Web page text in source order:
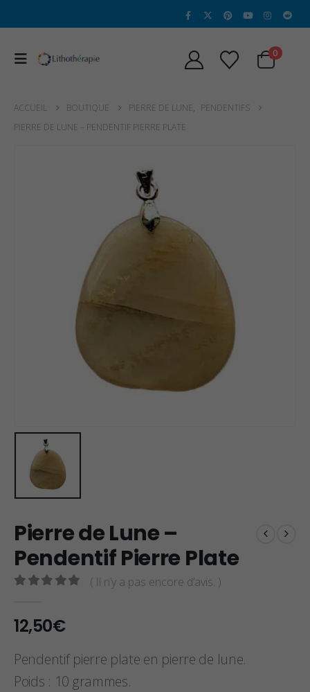
0
ACCUEIL BOUTIQUE PIERRE DE LUNE, PENDENTIFS
PIERRE DE LUNE – PENDENTIF PIERRE PLATE
Pierre de Lune –
Pendentif Pierre Plate
( Il n’y a pas encore d’avis. )
12,50€
Pendentif pierre plate en pierre de lune.
Poids : 10 grammes.